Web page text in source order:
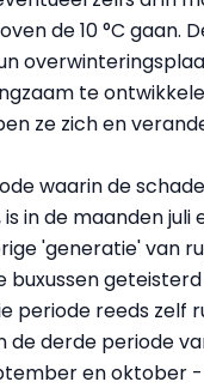
de 10 °C gaan.
te
ze zich en
waarin de
in de maanden juli
'generatie' van
buxussen
periode reeds zelf
de derde periode
en oktober -